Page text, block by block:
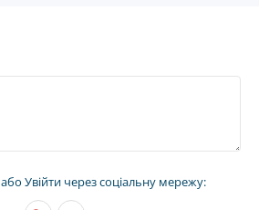
або Увійти через соціальну мережу: